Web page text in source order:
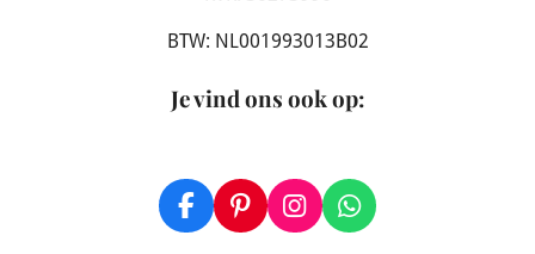
BTW: NL001993013B02
Je vind ons ook op:
F
a
P
i
I
n
W
h